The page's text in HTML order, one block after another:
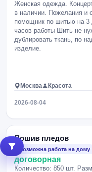
Женская одежда.
в наличии. Пожелания и
помощник по шитью на 3
часов работы Шить не
дублировать ткань, по
изделие.
Москва Красота
2026-08-04
Пошив пледов
возможна работа на дому
договорная
Количество: 850 шт.